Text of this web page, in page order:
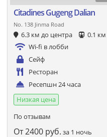
Citadines Gugeng Dalian
No. 138 Jinma Road
6.3 км до центра 0.1 км
Wi-fi в лобби
Сейф
Ресторан
Ресепшн 24 часа
Низкая цена
По отзывам
От2400 руб. за 1 ночь